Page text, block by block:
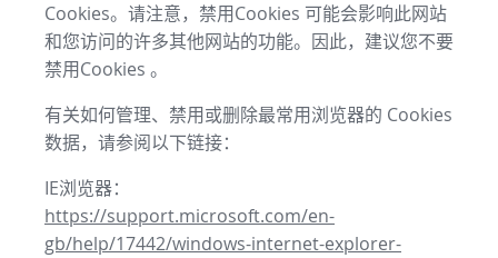
Cookies。请注意，禁用Cookies 可能会影响此网站
和您访问的许多其他网站的功能。因此，建议您不要
禁用Cookies 。
有关如何管理、禁用或删除最常用浏览器的 Cookies
数据，请参阅以下链接：
IE浏览器：
https://support.microsoft.com/en-
gb/help/17442/windows-internet-explorer-